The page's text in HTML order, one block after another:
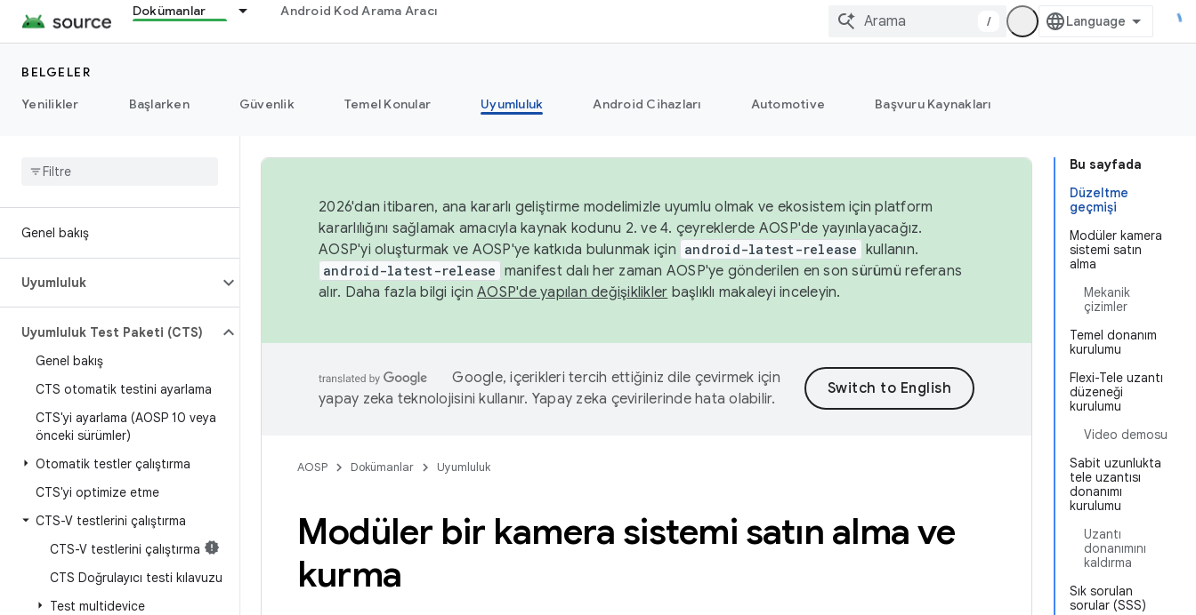
Dokümanlar Android Kod Arama Aracı
/
BELGELER
Yenilikler
Başlarken Güvenlik Temel Konular Uyumluluk Android Cihazları Automotive Başvuru Kaynakları
Genel bakış
Uyumluluk
Uyumluluk Test Paketi (CTS)
Genel bakış
CTS otomatik testini ayarlama
CTS'yi ayarlama (AOSP 10 veya
önceki sürümler)
Otomatik testler çalıştırma
CTS'yi optimize etme
CTS-V testlerini çalıştırma
CTS-V testlerini çalıştırma
CTS Doğrulayıcı testi kılavuzu
Test multidevice
Bu sayfada
Düzeltme
geçmişi
Modüler kamera
sistemi satın
alma
Mekanik
çizimler
Temel donanım
kurulumu
Flexi-Tele uzantı
düzeneği
kurulumu
Video demosu
Sabit uzunlukta
tele uzantısı
donanımı
kurulumu
Uzantı
donanımını
kaldırma
Sık sorulan
sorular (SSS)
2026'dan itibaren, ana kararlı geliştirme modelimizle uyumlu olmak ve ekosistem için platform
kararlılığını sağlamak amacıyla kaynak kodunu 2. ve 4. çeyreklerde AOSP'de yayınlayacağız.
AOSP'yi oluşturmak ve AOSP'ye katkıda bulunmak için android-latest-release kullanın.
android-latest-release manifest dalı her zaman AOSP'ye gönderilen en son sürümü referans
alır. Daha fazla bilgi için AOSP'de yapılan değişiklikler başlıklı makaleyi inceleyin.
Google, içerikleri tercih ettiğiniz dile çevirmek için
yapay zeka teknolojisini kullanır. Yapay zeka çevirilerinde hata olabilir.
AOSP Dokümanlar Uyumluluk
Modüler bir kamera sistemi satın alma ve
kurma